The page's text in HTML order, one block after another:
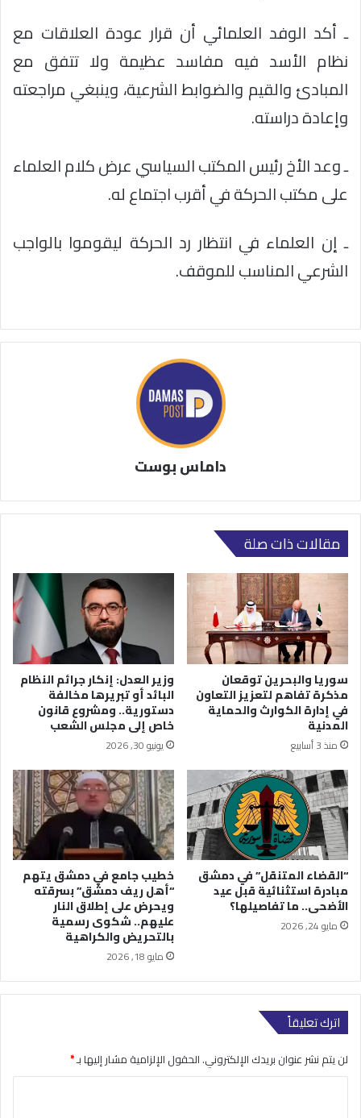
ـ أكد الوفد العلمائي أن قرار عودة العلاقات مع
نظام الأسد فيه مفاسد عظيمة ولا تتفق مع
المبادئ والقيم والضوابط الشرعية، وينبغي مراجعته
وإعادة دراسته.
ـ وعد الأخ رئيس المكتب السياسي عرض كلام العلماء
على مكتب الحركة في أقرب اجتماع له.
ـ إن العلماء في انتظار رد الحركة ليقوموا بالواجب
الشرعي المناسب للموقف.
داماس بوست
مقالات ذات صلة
سوريا والبحرين توقعان
مذكرة تفاهم لتعزيز التعاون
في إدارة الكوارث والحماية
المدنية
منذ 3 أسابيع
وزير العدل: إنكار جرائم النظام
البائد أو تبريرها مخالفة
دستورية.. ومشروع قانون
خاص إلى مجلس الشعب
يونيو 30, 2026
“القضاء المتنقل” في دمشق
مبادرة استثنائية قبل عيد
الأضحى.. ما تفاصيلها؟
مايو 24, 2026
خطيب جامع في دمشق يتهم
“أهل ريف دمشق” بسرقته
ويحرض على إطلاق النار
عليهم.. شكوى رسمية
بالتحريض والكراهية
مايو 18, 2026
اترك تعليقاً
لن يتم نشر عنوان بريدك الإلكتروني.الحقول الإلزامية مشار إليها بـ*